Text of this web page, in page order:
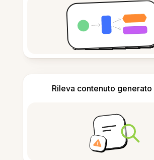
Rileva contenuto generato